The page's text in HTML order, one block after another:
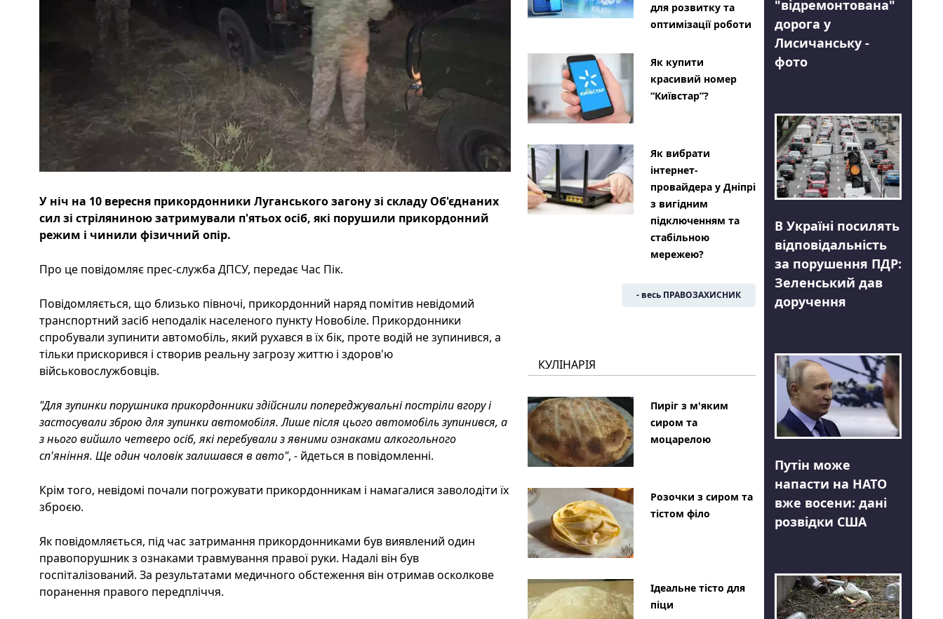
У ніч на 10 вересня прикордонники Луганського загону зі складу Об'єднаних
сил зі стріляниною затримували п'ятьох осіб, які порушили прикордонний
режим і чинили фізичний опір.
Про це повідомляє прес-служба ДПСУ, передає Час Пік.
Повідомляється, що близько півночі, прикордонний наряд помітив невідомий
транспортний засіб неподалік населеного пункту Новобіле. Прикордонники
спробували зупинити автомобіль, який рухався в їх бік, проте водій не зупинився, а
тільки прискорився і створив реальну загрозу життю і здоров'ю
військовослужбовців.
"Для зупинки порушника прикордонники здійснили попереджувальні постріли вгору і
застосували зброю для зупинки автомобіля. Лише після цього автомобіль зупинився, а
з нього вийшло четверо осіб, які перебували з явними ознаками алкогольного
сп'яніння. Ще один чоловік залишався в авто", - йдеться в повідомленні.
Крім того, невідомі почали погрожувати прикордонникам і намагалися заволодіти їх
зброєю.
Як повідомляється, під час затримання прикордонниками був виявлений один
правопорушник з ознаками травмування правої руки. Надалі він був
госпіталізований. За результатами медичного обстеження він отримав осколкове
поранення правого передпліччя.
для розвитку та
оптимізації роботи
Як купити
красивий номер
“Київстар”?
Як вибрати
інтернет-
провайдера у Дніпрі
з вигідним
підключенням та
стабільною
мережею?
- весь ПРАВОЗАХИСНИК
КУЛІНАРІЯ
Пиріг з м'яким
сиром та
моцарелою
Розочки з сиром та
тістом філо
Ідеальне тісто для
піци
"відремонтована"
дорога у
Лисичанську -
фото
В Україні посилять
відповідальність
за порушення ПДР:
Зеленський дав
доручення
Путін може
напасти на НАТО
вже восени: дані
розвідки США